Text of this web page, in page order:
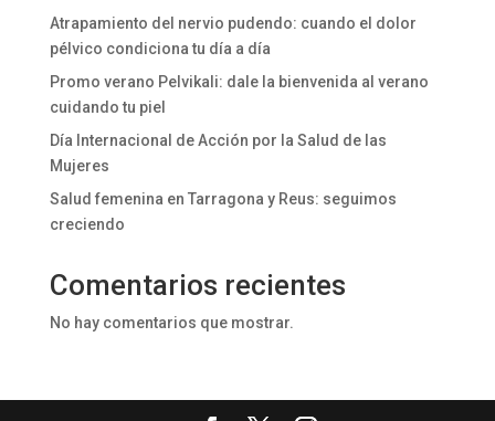
Atrapamiento del nervio pudendo: cuando el dolor
pélvico condiciona tu día a día
Promo verano Pelvikali: dale la bienvenida al verano
cuidando tu piel
Día Internacional de Acción por la Salud de las
Mujeres
Salud femenina en Tarragona y Reus: seguimos
creciendo
Comentarios recientes
No hay comentarios que mostrar.